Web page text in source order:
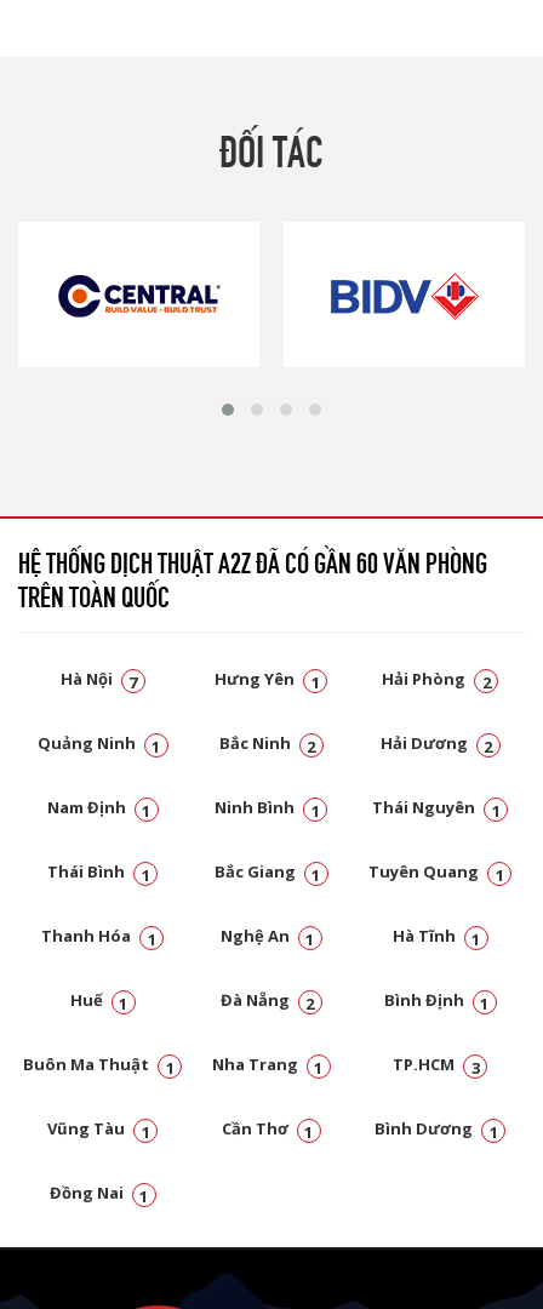
ĐỐI TÁC
HỆ THỐNG DỊCH THUẬT A2Z ĐÃ CÓ GẦN 60 VĂN PHÒNG
TRÊN TOÀN QUỐC
Hà Nội 7 Hưng Yên 1 Hải Phòng 2
Quảng Ninh 1 Bắc Ninh 2 Hải Dương 2
Nam Định 1 Ninh Bình 1 Thái Nguyên 1
Thái Bình 1 Bắc Giang 1 Tuyên Quang 1
Thanh Hóa 1 Nghệ An 1 Hà Tĩnh 1
Huế 1 Đà Nẵng 2 Bình Định 1
Buôn Ma Thuật 1 Nha Trang 1 TP.HCM 3
Vũng Tàu 1 Cần Thơ 1 Bình Dương 1
Đồng Nai 1